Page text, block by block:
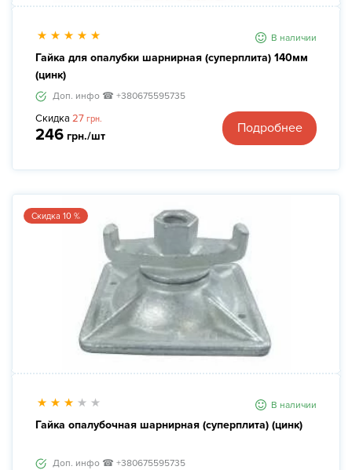
В наличии
Гайка для опалубки шарнирная (суперплита) 140мм
(цинк)
Доп. инфо ☎ +380675595735
Скидка 27 грн.
246 грн./шт
Подробнее
Скидка 10 %
В наличии
Гайка опалубочная шарнирная (суперплита) (цинк)
Доп. инфо ☎ +380675595735